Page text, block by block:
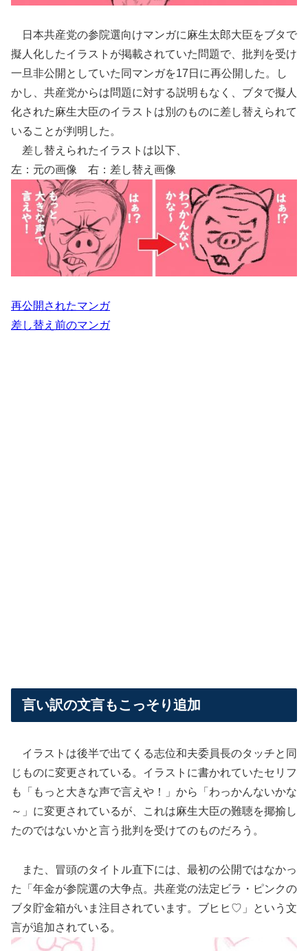
日本共産党の参院選向けマンガに麻生太郎大臣をブタで
擬人化したイラストが掲載されていた問題で、批判を受け
一旦非公開としていた同マンガを17日に再公開した。し
かし、共産党からは問題に対する説明もなく、ブタで擬人
化された麻生大臣のイラストは別のものに差し替えられて
いることが判明した。
差し替えられたイラストは以下、
左：元の画像 右：差し替え画像
再公開されたマンガ
差し替え前のマンガ
言い訳の文言もこっそり追加
イラストは後半で出てくる志位和夫委員長のタッチと同
じものに変更されている。イラストに書かれていたセリフ
も「もっと大きな声で言えや！」から「わっかんないかな
～」に変更されているが、これは麻生大臣の難聴を揶揄し
たのではないかと言う批判を受けてのものだろう。
また、冒頭のタイトル直下には、最初の公開ではなかっ
た「年金が参院選の大争点。共産党の法定ビラ・ピンクの
ブタ貯金箱がいま注目されています。ブヒヒ♡」という文
言が追加されている。